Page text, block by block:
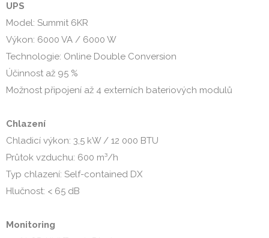
UPS
Model: Summit 6KR
Výkon: 6000 VA / 6000 W
Technologie: Online Double Conversion
Účinnost až 95 %
Možnost připojení až 4 externích bateriových modulů
Chlazení
Chladicí výkon: 3,5 kW / 12 000 BTU
Průtok vzduchu: 600 m³/h
Typ chlazení: Self-contained DX
Hlučnost: < 65 dB
Monitoring